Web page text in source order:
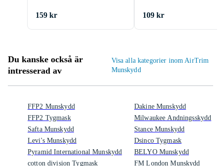
159 kr 109 kr
Du kanske också är
intresserad av
Visa alla kategorier inom AirTrim
Munskydd
FFP2 Munskydd
FFP2 Tygmask
Safta Munskydd
Levi's Munskydd
Pyramid International Munskydd
cotton division Tygmask
Dakine Munskydd
Milwaukee Andningsskydd
Stance Munskydd
Dsinco Tygmask
BELYO Munskydd
FM London Munskydd